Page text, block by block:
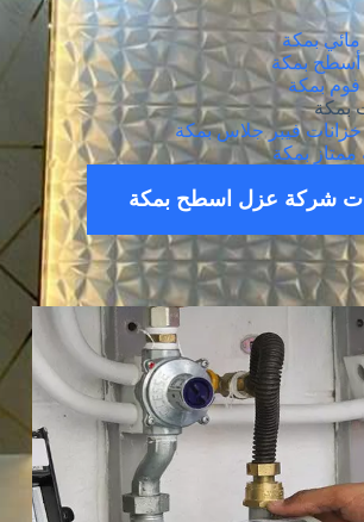
بمكة
بمكة
بمكة
بمكة
فيبر جلاس بمكة
بمكة
شركة عزل اسطح بمكة